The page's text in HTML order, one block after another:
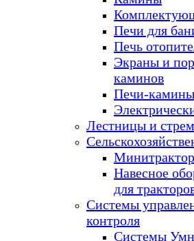
Печи для
Печь
Экраны и
каминов
Печи-камины
Лестницы и
Навесное
для
Системы
контроля
Системы